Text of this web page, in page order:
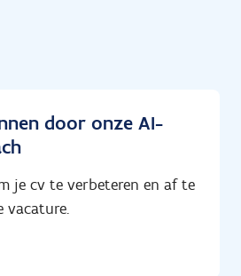
door onze AI-
je cv te verbeteren en af te
vacature.